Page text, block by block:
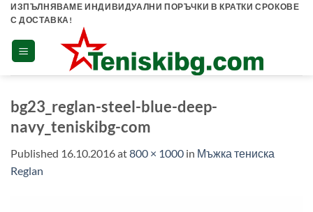
Skip
content
ИЗПЪЛНЯВАМЕ ИНДИВИДУАЛНИ ПОРЪЧКИ В КРАТКИ СРОКОВЕ
С ДОСТАВКА!
bg23_reglan-steel-blue-deep-
navy_teniskibg-com
Published 16.10.2016at800 × 1000 in Мъжка тениска
Reglan